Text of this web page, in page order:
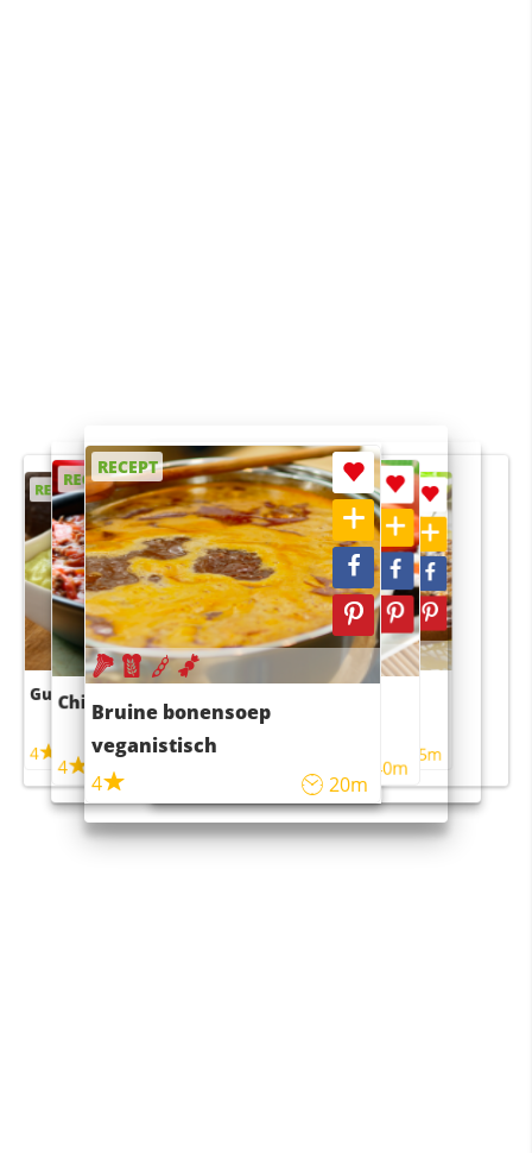
RECEPT
Guacamole
4
RECEPT
Chili con carne
4 45m
RECEPT
Bruine bonensoep
veganistisch
4
20m
RECEPT
Sushi rijstsalade
maaltijdsalade
40m
RECEPT
4 55m